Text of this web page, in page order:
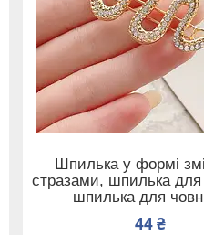
Шпилька у формі
стразами, шпилька для
шпилька для
44 ₴